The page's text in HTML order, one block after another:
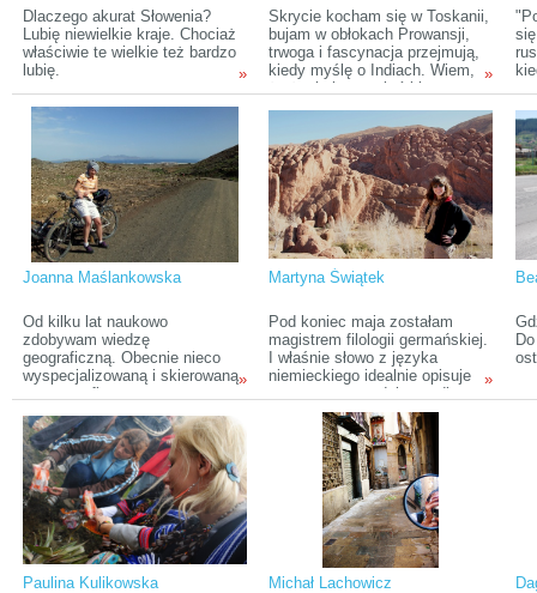
Dlaczego akurat Słowenia?
Lubię niewielkie kraje. Chociaż
właściwie te wielkie też bardzo
lubię.
»
Skrycie kocham się w Toskanii,
bujam w obłokach Prowansji,
trwoga i fascynacja przejmują,
kiedy myślę o Indiach. Wiem,
że życie jest za krótkie na
urodziny zamierzam uczcić na
Machu Picchu! Pozdrawiam
czytelników portalu etraveler.pl i
życzę przyjemnej lektury moich
tekstów.
»
Joanna Maślankowska
Od kilku lat naukowo
zdobywam wiedzę
geograficzną. Obecnie nieco
wyspecjalizowaną i skierowaną
na geografię turyzmu.
Wszystko co robię, wiążę z
podróżami. Stąd też kurs pilota
wycieczek i wychowawcy
kolonijnego oraz
zainteresowanie fotografią.
»
Martyna Świątek
Pod koniec maja zostałam
magistrem filologii germańskiej.
I właśnie słowo z języka
niemieckiego idealnie opisuje
to, co pewnego dnia spadło na
mnie jak grom z jasnego nieba.
»
Paulina Kulikowska Michał Lachowicz